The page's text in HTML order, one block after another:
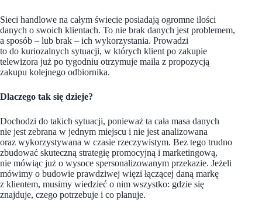
Sieci handlowe na całym świecie posiadają ogromne ilości
danych o swoich klientach. To nie brak danych jest problemem,
a sposób – lub brak – ich wykorzystania. Prowadzi
to do kuriozalnych sytuacji, w których klient po zakupie
telewizora już po tygodniu otrzymuje maila z propozycją
zakupu kolejnego odbiornika.
Dlaczego tak się dzieje?
Dochodzi do takich sytuacji, ponieważ ta cała masa danych
nie jest zebrana w jednym miejscu i nie jest analizowana
oraz wykorzystywana w czasie rzeczywistym. Bez tego trudno
zbudować skuteczną strategię promocyjną i marketingową,
nie mówiąc już o wysoce spersonalizowanym przekazie. Jeżeli
mówimy o budowie prawdziwej więzi łączącej daną markę
z klientem, musimy wiedzieć o nim wszystko: gdzie się
znajduje, czego potrzebuje i co planuje.